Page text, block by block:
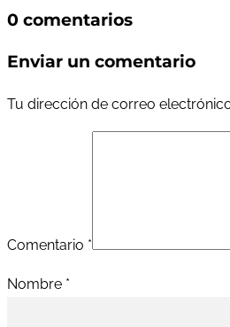
0 comentarios
Enviar un comentario
Tu dirección de correo
Comentario *
Nombre *